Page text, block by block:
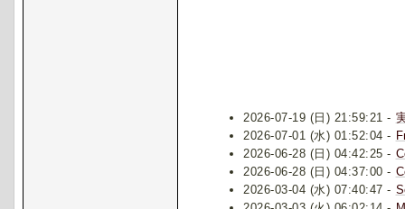
2026-07-19 (日) 21:59:21 -
2026-07-01 (水) 01:52:04 -
2026-06-28 (日) 04:42:25 -
2026-06-28 (日) 04:37:00 -
2026-03-04 (水) 07:40:47 -